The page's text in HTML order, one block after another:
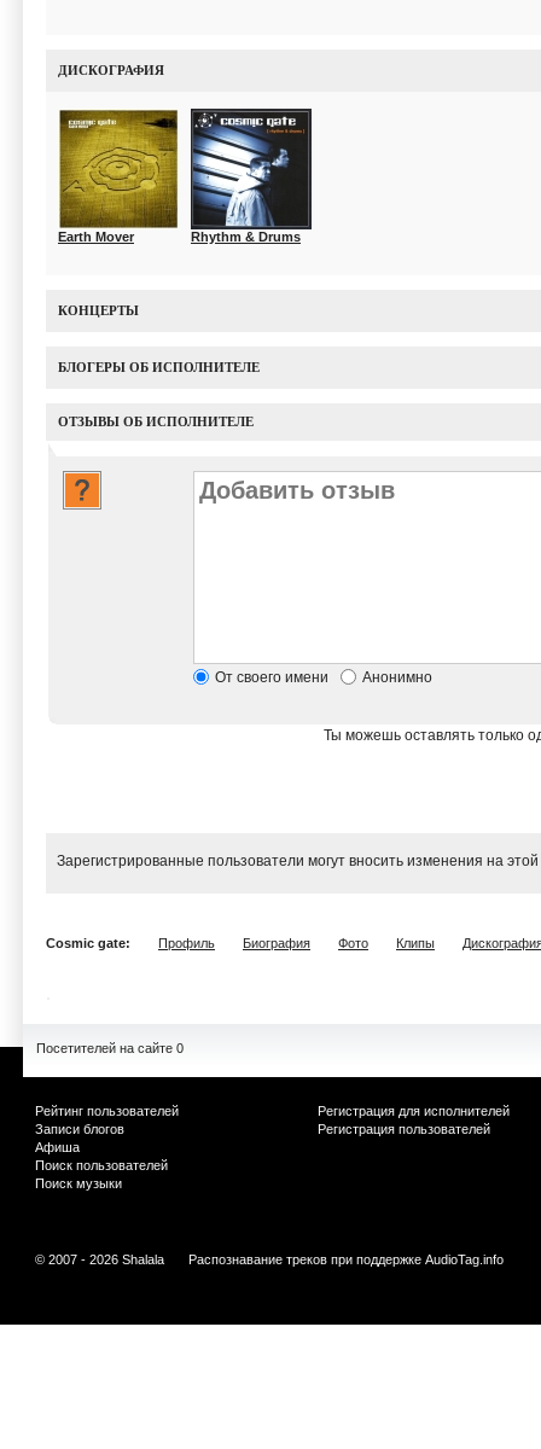
ДИСКОГРАФИЯ
Earth Mover Rhythm & Drums
КОНЦЕРТЫ
БЛОГЕРЫ ОБ ИСПОЛНИТЕЛЕ
ОТЗЫВЫ ОБ ИСПОЛНИТЕЛЕ
От своего имени Анонимно
Ты можешь оставлять только
Зарегистрированные пользователи могут вносить изменения на
Cosmic gate: Профиль Биография Фото Клипы
Посетителей на сайте 0
Рейтинг пользователей
Записи блогов
Афиша
Поиск пользователей
Поиск музыки
Регистрация для исполнителей
Регистрация пользователей
© 2007 - 2026 Shalala Распознавание треков при поддержке AudioTag.info